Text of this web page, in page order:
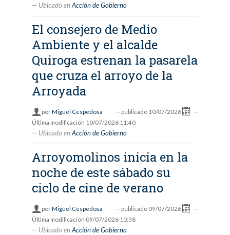
Ubicado en Acción de Gobierno
El consejero de Medio
Ambiente y el alcalde
Quiroga estrenan la pasarela
que cruza el arroyo de la
Arroyada
porMiguel Cespedosa — publicado 10/07/2026
—
Última modificación 10/07/2026 11:40
Ubicado en Acción de Gobierno
Arroyomolinos inicia en la
noche de este sábado su
ciclo de cine de verano
porMiguel Cespedosa — publicado 09/07/2026
—
Última modificación 09/07/2026 10:58
Ubicado en Acción de Gobierno